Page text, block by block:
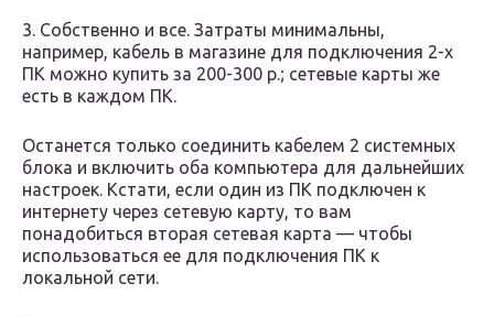
3. Собственно и все. Затраты минимальны,
например, кабель в магазине для подключения 2-х
ПК можно купить за 200-300 р.; сетевые карты же
есть в каждом ПК.
Останется только соединить кабелем 2 системных
блока и включить оба компьютера для дальнейших
настроек. Кстати, если один из ПК подключен к
интернету через сетевую карту, то вам
понадобиться вторая сетевая карта — чтобы
использоваться ее для подключения ПК к
локальной сети.